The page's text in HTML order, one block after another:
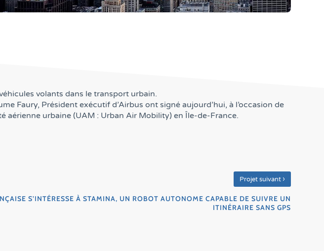
volants dans le transport urbain.
Faury, Président exécutif d’Airbus ont signé aujourd’hui, à l’occasion de
aérienne urbaine (UAM : Urban Air Mobility) en Île-de-France.
Projet suivant ›
S’INTÉRESSE À STAMINA, UN ROBOT AUTONOME CAPABLE DE SUIVRE UN
ITINÉRAIRE SANS GPS